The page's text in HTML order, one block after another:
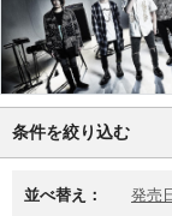
条件を絞り込む
並べ替え： 発売